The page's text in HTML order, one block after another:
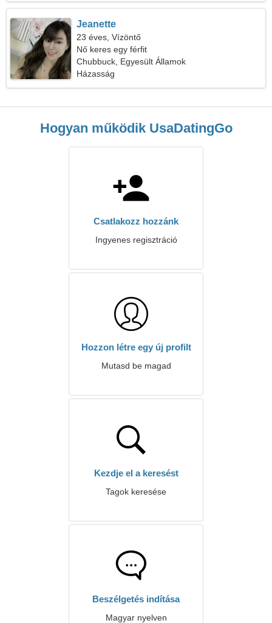
Jeanette
23 éves, Vízöntő
Nő keres egy férfit
Chubbuck, Egyesült Államok
Házasság
Hogyan működik UsaDatingGo
Csatlakozz hozzánk
Ingyenes regisztráció
Hozzon létre egy új profilt
Mutasd be magad
Kezdje el a keresést
Tagok keresése
Beszélgetés indítása
Magyar nyelven